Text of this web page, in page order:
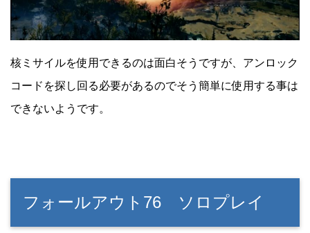
核ミサイルを使用できるのは面白そうですが、アンロック
コードを探し回る必要があるのでそう簡単に使用する事は
できないようです。
フォールアウト76 ソロプレイ